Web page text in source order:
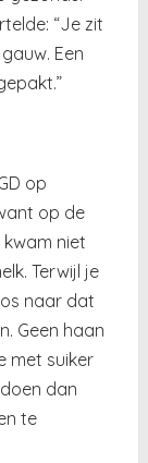
“Je zit
Een
op
op de
niet
Terwijl je
naar dat
Geen haan
met suiker
dan
te